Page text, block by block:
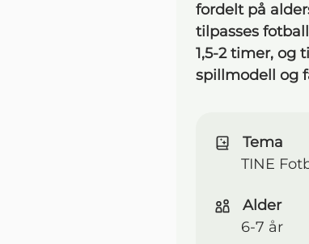
fordelt på
tilpasses
1,5-2 timer, og
spillmodell og
Tema
TINE
Alder
6-7 år